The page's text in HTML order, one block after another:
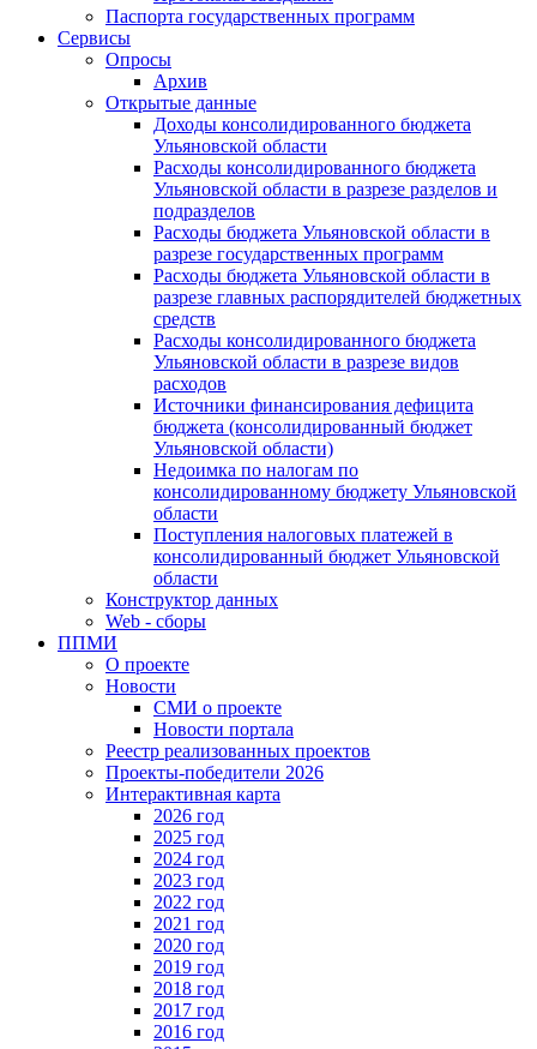
Паспорта государственных программ
Сервисы
Опросы
Архив
Открытые данные
Доходы консолидированного бюджета
Ульяновской области
Расходы консолидированного бюджета
Ульяновской области в разрезе разделов и
подразделов
Расходы бюджета Ульяновской области в
разрезе государственных программ
Расходы бюджета Ульяновской области в
разрезе главных распорядителей бюджетных
средств
Расходы консолидированного бюджета
Ульяновской области в разрезе видов
расходов
Источники финансирования дефицита
бюджета (консолидированный бюджет
Ульяновской области)
Недоимка по налогам по
консолидированному бюджету Ульяновской
области
Поступления налоговых платежей в
консолидированный бюджет Ульяновской
области
Конструктор данных
Web - сборы
ППМИ
О проекте
Новости
СМИ о проекте
Новости портала
Реестр реализованных проектов
Проекты-победители 2026
Интерактивная карта
2026 год
2025 год
2024 год
2023 год
2022 год
2021 год
2020 год
2019 год
2018 год
2017 год
2016 год